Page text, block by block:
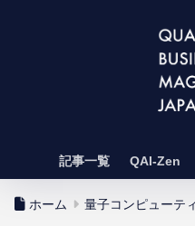
記事一覧 QAI-Zen
ホーム 量子コンピューテ